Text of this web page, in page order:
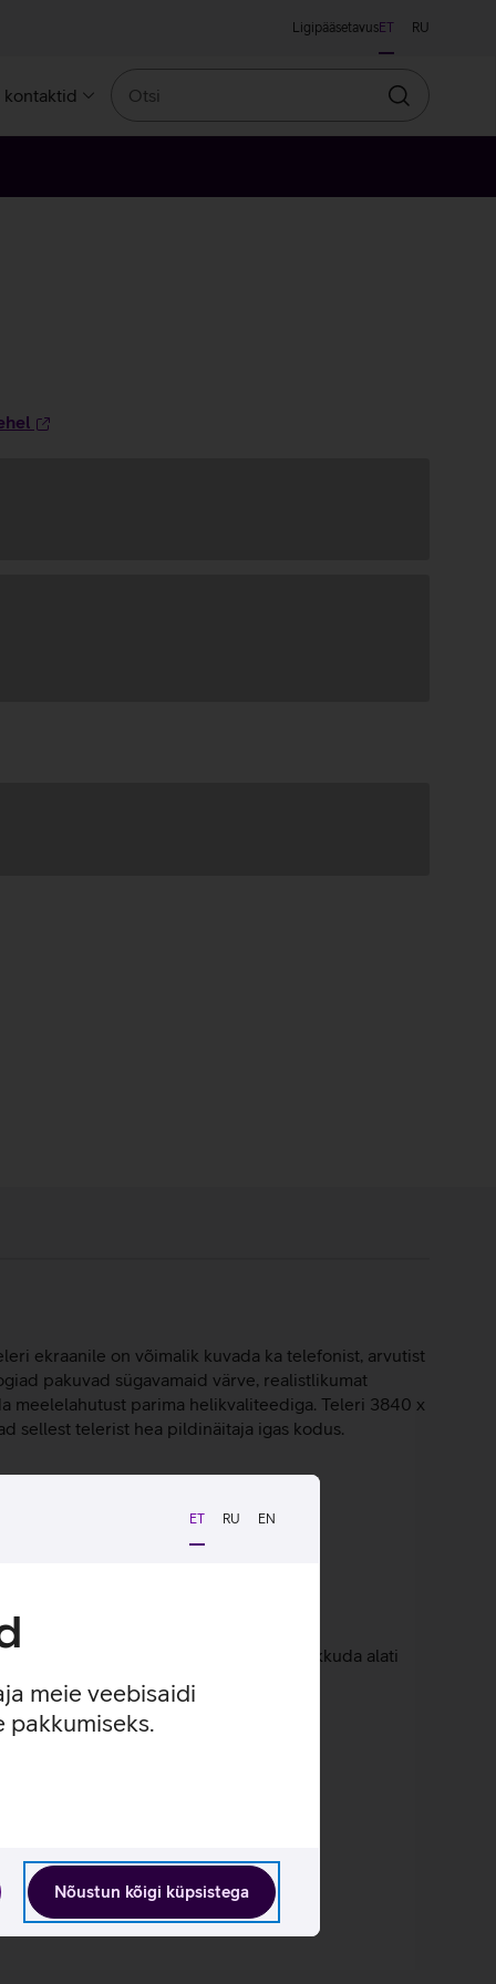
ET RU EN
meie veebisaidi
pakkumiseks.
Nõustun kõigi küpsistega
LigipääsetavusET RU
kontaktid
Otsin
ekraanile on võimalik kuvada ka telefonist, arvutist
pakuvad sügavamaid värve, realistlikumat
meelelahutust parima helikvaliteediga. Teleri 3840 x
sellest telerist hea pildinäitaja igas kodus.
ilma digiboksita. Loen lähemalt
ja vähendades seda pimedas, et pakkuda alati